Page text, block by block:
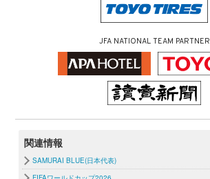
JFA NATIONAL TEAM PARTNER
関連情報
SAMURAI BLUE(日本代表)